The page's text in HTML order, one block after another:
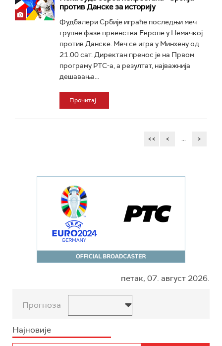
против Данске за историју
Фудбалери Србије играће последњи меч
групне фазе првенства Европе у Немачкој
против Данске. Меч се игра у Минхену од
21.00 сат. Директан пренос је на Првом
програму РТС-а, а резултат, најважнија
дешавања...
Прочитај
<< < ... >
петак, 07. август 2026.
Прогноза
Најновије